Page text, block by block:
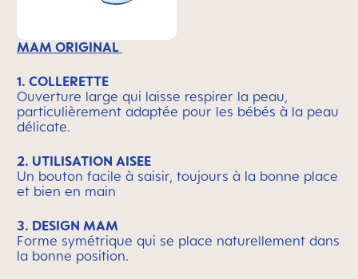
MAM ORIGINAL
1. COLLERETTE
Ouverture large qui laisse respirer la peau,
particulièrement adaptée pour les bébés à la peau
délicate.
2. UTILISATION AISEE
Un bouton facile à saisir, toujours à la bonne place
et bien en main
3. DESIGN MAM
Forme symétrique qui se place naturellement dans
la bonne position.